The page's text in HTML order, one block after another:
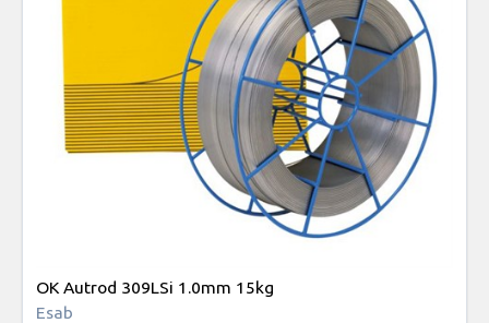
OK Autrod 309LSi 1.0mm 15kg
Esab